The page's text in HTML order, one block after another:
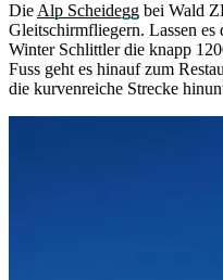
Die Alp Scheidegg bei Wald
Gleitschirmfliegern. Lassen es
Winter Schlittler die knapp
Fuss geht es hinauf zum
die kurvenreiche Strecke